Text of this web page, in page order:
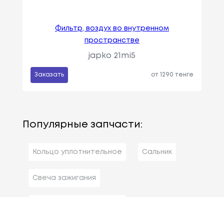
Фильтр, воздух во внутренном
пространстве
japko 21mi5
Заказать от 1290 тенге
Популярные запчасти:
Кольцо уплотнительное Сальник
Свеча зажигания